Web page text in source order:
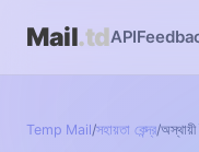
Mail.tdAPI
Temp Mail/সহায়তা কেন্দ্র/